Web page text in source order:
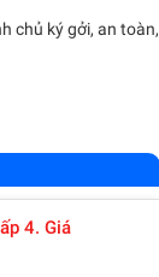
chủ ký gởi, an toàn,
Bán Nhà 140m2, Đường Số 13, Linh Xuân, Thủ Đức. Tp Hcm, Cấp 4. Giá